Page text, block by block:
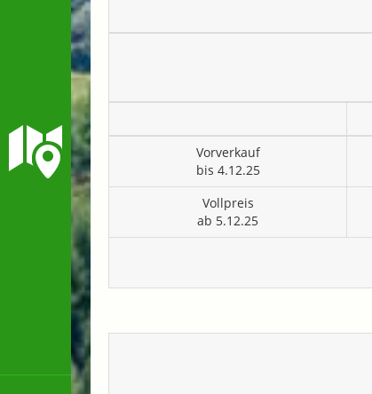
Vorverkauf
bis 4.12.25
Vollpreis
ab 5.12.25